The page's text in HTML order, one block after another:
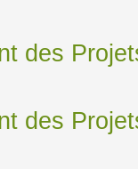
des
des